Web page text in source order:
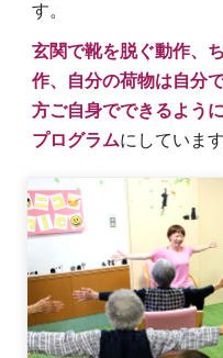
す。
玄関で靴を脱ぐ動作、
作、自分の荷物は自分
方ご自身でできるよう
プログラムにしています